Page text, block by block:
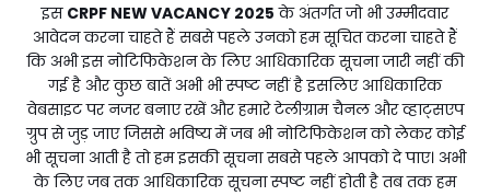
इस CRPF NEW VACANCY 2025 के अंतर्गत जो भी उम्मीदवार
आवेदन करना चाहते हैं सबसे पहले उनको हम सूचित करना चाहते हैं
कि अभी इस नोटिफिकेशन के लिए आधिकारिक सूचना जारी नहीं की
गई है और कुछ बातें अभी भी स्पष्ट नहीं है इसलिए आधिकारिक
वेबसाइट पर नजर बनाए रखें और हमारे टेलीग्राम चैनल और व्हाट्सएप
ग्रुप से जुड़ जाए जिससे भविष्य में जब भी नोटिफिकेशन को लेकर कोई
भी सूचना आती है तो हम इसकी सूचना सबसे पहले आपको दे पाए। अभी
के लिए जब तक आधिकारिक सूचना स्पष्ट नहीं होती है तब तक हम